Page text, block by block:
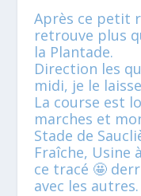
Après ce petit
retrouve plus
la Plantade.
Direction les
midi, je le
La course est
marches et
Stade de
Fraîche, Usine
ce tracé 🤩
avec les autres.